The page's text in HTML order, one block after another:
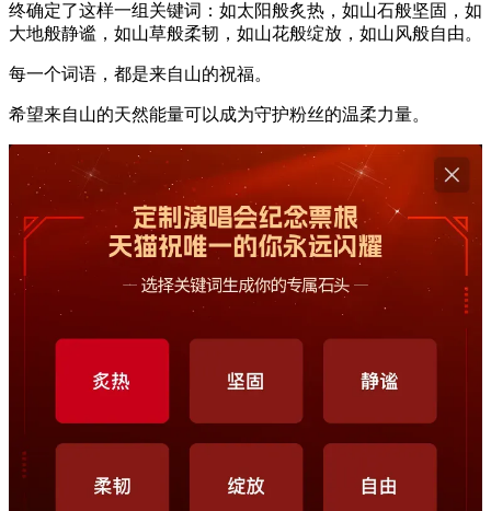
终确定了这样一组关键词：如太阳般炙热，如山石般坚固，如
大地般静谧，如山草般柔韧，如山花般绽放，如山风般自由。
每一个词语，都是来自山的祝福。
希望来自山的天然能量可以成为守护粉丝的温柔力量。